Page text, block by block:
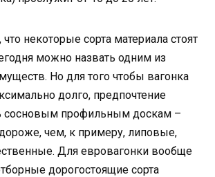
некоторые сорта материала стоят
можно назвать одним из
Но для того чтобы вагонка
долго, предпочтение
сосновым профильным доскам –
чем, к примеру, липовые,
Для евровагонки вообще
дорогостоящие сорта